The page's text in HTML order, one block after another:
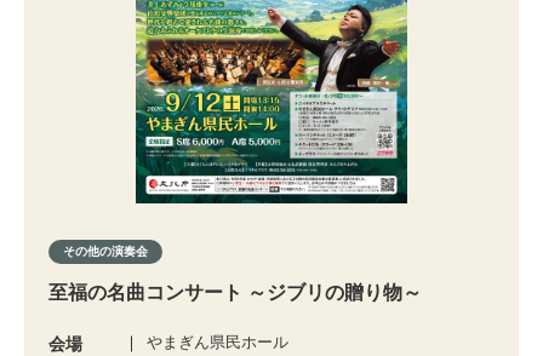
その他の演奏会
至福の名曲コンサート ～ジブリの贈り物～
会場 やまぎん県民ホール